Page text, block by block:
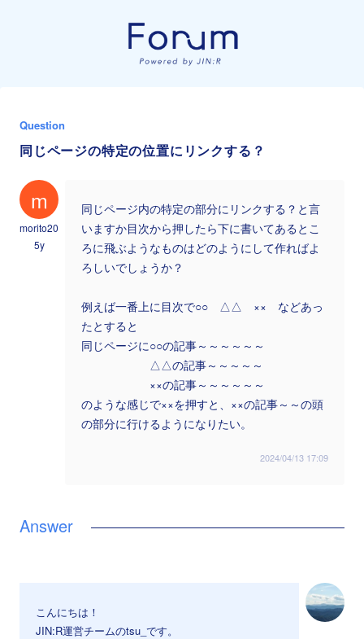
Question
同じページの特定の位置にリンクする？
m
morito20
5y
同じページ内の特定の部分にリンクする？と言
いますか目次から押したら下に書いてあるとこ
ろに飛ぶようなものはどのようにして作ればよ
ろしいでしょうか？
例えば一番上に目次で○○ △△ ×× などあっ
たとすると
同じページに○○の記事～～～～～～
△△の記事～～～～～
××の記事～～～～～～
のような感じで××を押すと、××の記事～～の頭
の部分に行けるようになりたい。
2024/04/13 17:09
こんにちは！
JIN:R運営チームのtsu_です。